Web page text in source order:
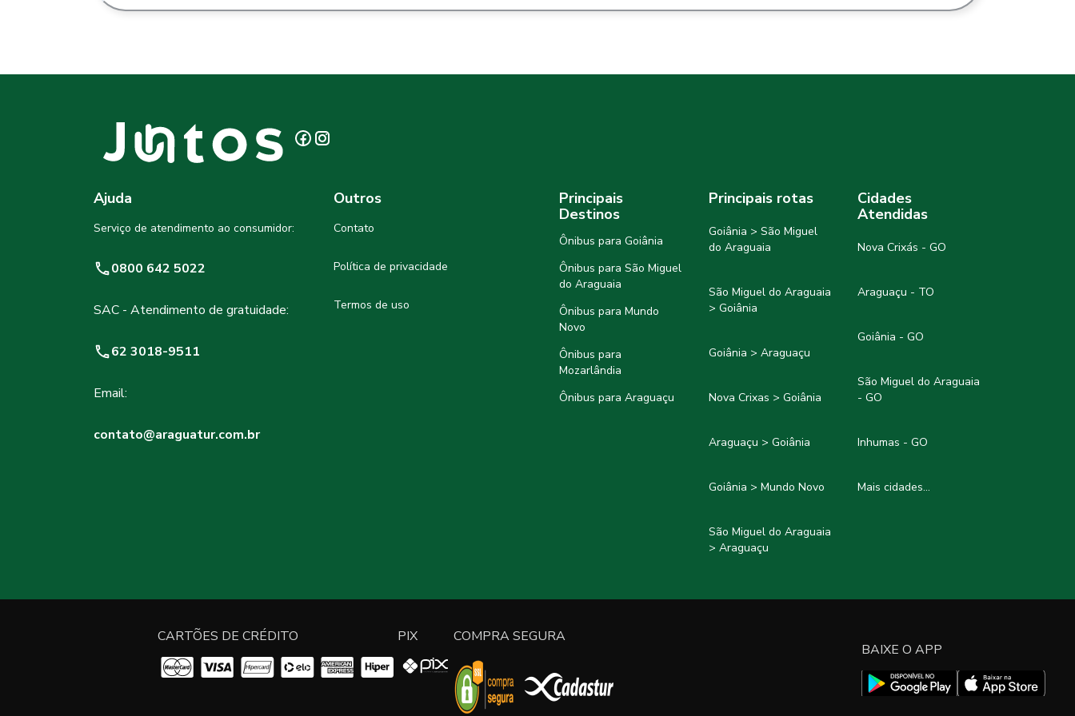
Ajuda
Serviço de atendimento ao consumidor:
0800 642 5022
SAC - Atendimento de gratuidade:
62 3018-9511
Email:
contato@araguatur.com.br
Outros
Contato
Política de privacidade
Termos de uso
Principais
Destinos
Ônibus para Goiânia
Ônibus para São Miguel
do Araguaia
Ônibus para Mundo
Novo
Ônibus para
Mozarlândia
Ônibus para Araguaçu
Principais rotas
Goiânia > São Miguel
do Araguaia
São Miguel do Araguaia
> Goiânia
Goiânia > Araguaçu
Nova Crixas > Goiânia
Araguaçu > Goiânia
Goiânia > Mundo Novo
São Miguel do Araguaia
> Araguaçu
Cidades
Atendidas
Nova Crixás - GO
Araguaçu - TO
Goiânia - GO
São Miguel do Araguaia
- GO
Inhumas - GO
Mais cidades...
CARTÕES DE CRÉDITO PIX COMPRA SEGURA
BAIXE O APP